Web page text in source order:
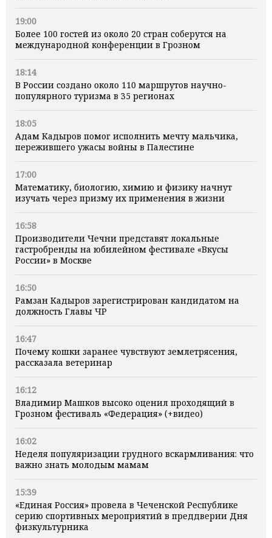
19:00
Более 100 гостей из около 20 стран соберутся на
международной конференции в Грозном
18:14
В России создано около 110 маршрутов научно-
популярного туризма в 35 регионах
18:05
Адам Кадыров помог исполнить мечту мальчика,
пережившего ужасы войны в Палестине
17:00
Математику, биологию, химию и физику начнут
изучать через призму их применения в жизни
16:58
Производители Чечни представят локальные
гастробренды на юбилейном фестивале «Вкусы
России» в Москве
16:50
Рамзан Кадыров зарегистрирован кандидатом на
должность Главы ЧР
16:47
Почему кошки заранее чувствуют землетрясения,
рассказала ветеринар
16:12
Владимир Машков высоко оценил проходящий в
Грозном фестиваль «Федерация» (+видео)
16:02
Неделя популяризации грудного вскармливания: что
важно знать молодым мамам
15:39
«Единая Россия» провела в Чеченской Республике
серию спортивных мероприятий в преддверии Дня
физкультурника